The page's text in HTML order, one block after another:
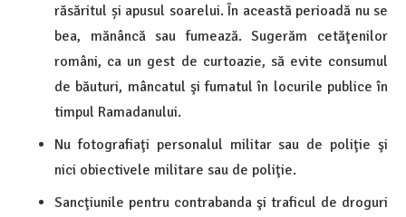
răsăritul și apusul soarelui. În această perioadă nu se
bea, mănâncă sau fumează. Sugerăm cetăţenilor
români, ca un gest de curtoazie, să evite consumul
de băuturi, mâncatul şi fumatul în locurile publice în
timpul Ramadanului.
Nu fotografiaţi personalul militar sau de poliţie şi
nici obiectivele militare sau de poliţie.
Sancţiunile pentru contrabanda şi traficul de droguri